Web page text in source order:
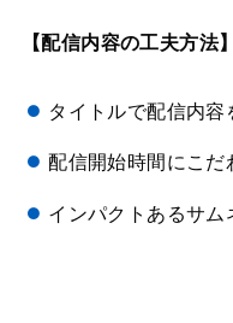
【配信内容の工夫方法】
タイトルで配信内容
配信開始時間にこだ
インパクトあるサム